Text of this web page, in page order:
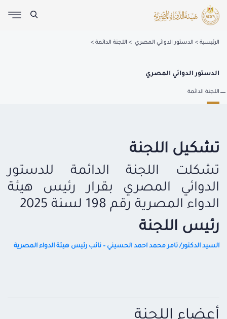
الرئيسية الدستور الدوائي المصري اللجنة الدائمة
الدستور الدوائي المصري
اللجنة الدائمة
تشكيل اللجنة
تشكلت اللجنة الدائمة للدستور
الدوائي المصري بقرار رئيس هيئة
الدواء المصرية رقم 198 لسنة 2025
رئيس اللجنة
السيد الدكتور/تامر محمد احمد الحسيني – نائب رئيس هيئة الدواء المصرية